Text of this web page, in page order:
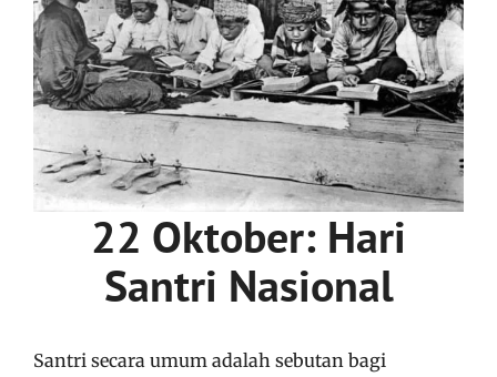
22 Oktober: Hari
Santri Nasional
Santri secara umum adalah sebutan bagi